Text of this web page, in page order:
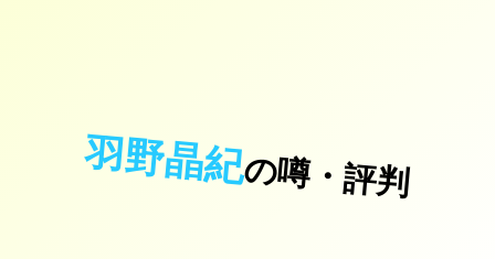
羽野晶紀の噂・評判